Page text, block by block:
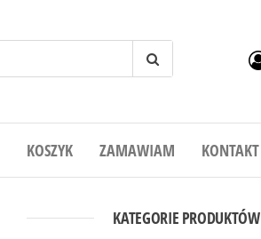
KOSZYK ZAMAWIAM KONTAKT
KATEGORIE PRODUKTÓW